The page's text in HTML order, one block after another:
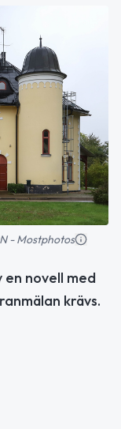
- Mostphotos
en novell med
krävs.